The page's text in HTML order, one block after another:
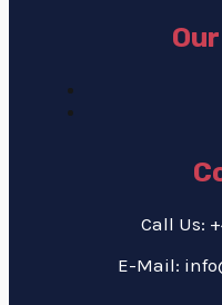
Call Us:
E-Mail: